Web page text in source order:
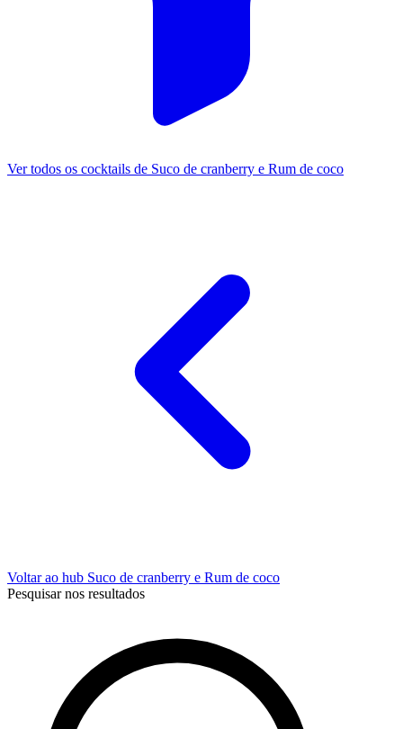
Ver todos os cocktails de Suco de cranberry e Rum de coco
Voltar ao hub Suco de cranberry e Rum de coco
Pesquisar nos resultados